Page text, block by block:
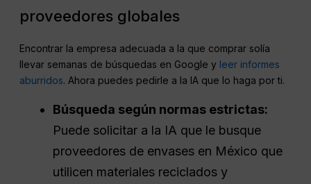
proveedores globales
Encontrar la empresa adecuada a la que comprar solía
llevar semanas de búsquedas en Google y leer informes
aburridos. Ahora puedes pedirle a la IA que lo haga por ti.
Búsqueda según normas estrictas:
Puede solicitar a la IA que le busque
proveedores de envases en México que
utilicen materiales reciclados y